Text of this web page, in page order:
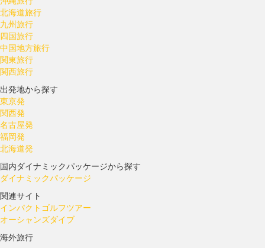
北海道旅行
九州旅行
四国旅行
中国地方旅行
関東旅行
関西旅行
出発地から探す
東京発
関西発
名古屋発
福岡発
北海道発
国内ダイナミックパッケージから探す
ダイナミックパッケージ
関連サイト
インパクトゴルフツアー
オーシャンズダイブ
海外旅行